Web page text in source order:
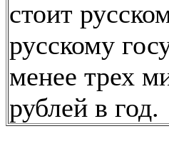
стоит
русскому
менее трех
рублей в год.